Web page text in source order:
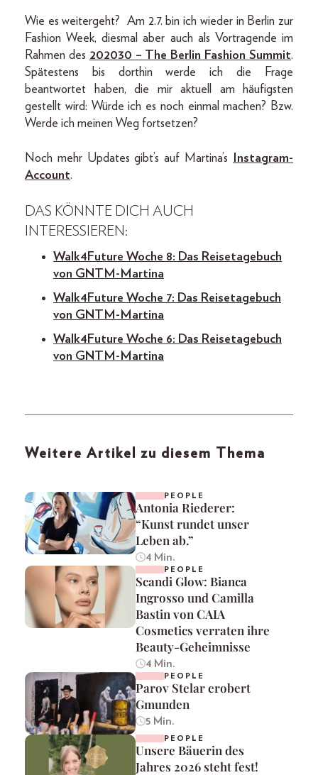
Wie es weitergeht? Am 2.7. bin ich wieder in Berlin zur
Fashion Week, diesmal aber auch als Vortragende im
Rahmen des 202030 – The Berlin Fashion Summit.
Spätestens bis dorthin werde ich die Frage
beantwortet haben, die mir aktuell am häufigsten
gestellt wird: Würde ich es noch einmal machen? Bzw.
Werde ich meinen Weg fortsetzen?
Noch mehr Updates gibt’s auf Martina’s
Instagram-
Account.
DAS KÖNNTE DICH AUCH
INTERESSIEREN:
Walk4Future Woche 8: Das Reisetagebuch
von GNTM-Martina
Walk4Future Woche 7: Das Reisetagebuch
von GNTM-Martina
Walk4Future Woche 6: Das Reisetagebuch
von GNTM-Martina
Weitere Artikel zu diesem Thema
PEOPLE
Antonia Riederer:
“Kunst rundet unser
Leben ab.”
4 Min.
PEOPLE
Scandi Glow: Bianca
Ingrosso und Camilla
Bastin von CAIA
Cosmetics verraten ihre
Beauty-Geheimnisse
4 Min.
PEOPLE
Parov Stelar erobert
Gmunden
5 Min.
PEOPLE
Unsere Bäuerin des
Jahres 2026 steht fest!